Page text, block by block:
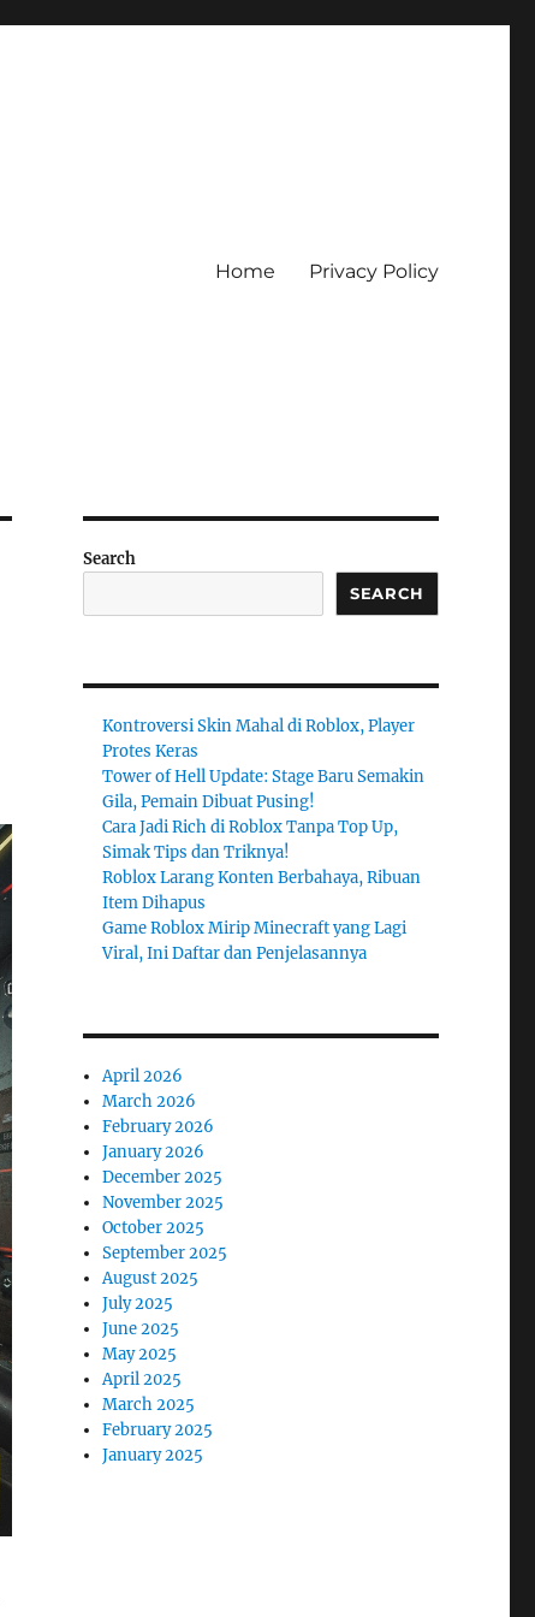
Home Privacy Policy
Search
SEARCH
Kontroversi Skin Mahal di Roblox, Player
Protes Keras
Tower of Hell Update: Stage Baru Semakin
Gila, Pemain Dibuat Pusing!
Cara Jadi Rich di Roblox Tanpa Top Up,
Simak Tips dan Triknya!
Roblox Larang Konten Berbahaya, Ribuan
Item Dihapus
Game Roblox Mirip Minecraft yang Lagi
Viral, Ini Daftar dan Penjelasannya
April 2026
March 2026
February 2026
January 2026
December 2025
November 2025
October 2025
September 2025
August 2025
July 2025
June 2025
May 2025
April 2025
March 2025
February 2025
January 2025